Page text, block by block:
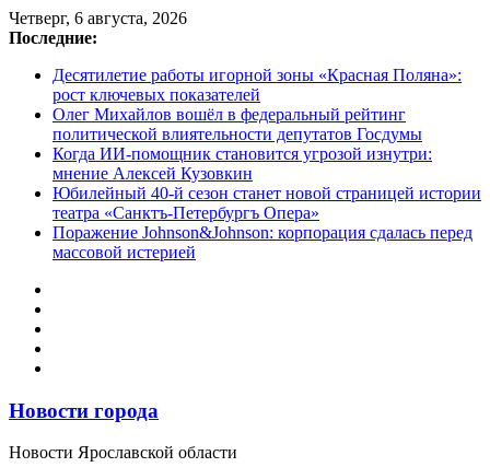
Перейти
к
Четверг, 6 августа, 2026
Последние:
Десятилетие работы игорной зоны «Красная Поляна»:
рост ключевых показателей
Олег Михайлов вошёл в федеральный рейтинг
политической влиятельности депутатов Госдумы
Когда ИИ-помощник становится угрозой изнутри:
мнение Алексей Кузовкин
Юбилейный 40-й сезон станет новой страницей истории
театра «Санктъ-Петербургъ Опера»
Поражение Johnson&Johnson: корпорация сдалась перед
массовой истерией
Новости города
Новости Ярославской области